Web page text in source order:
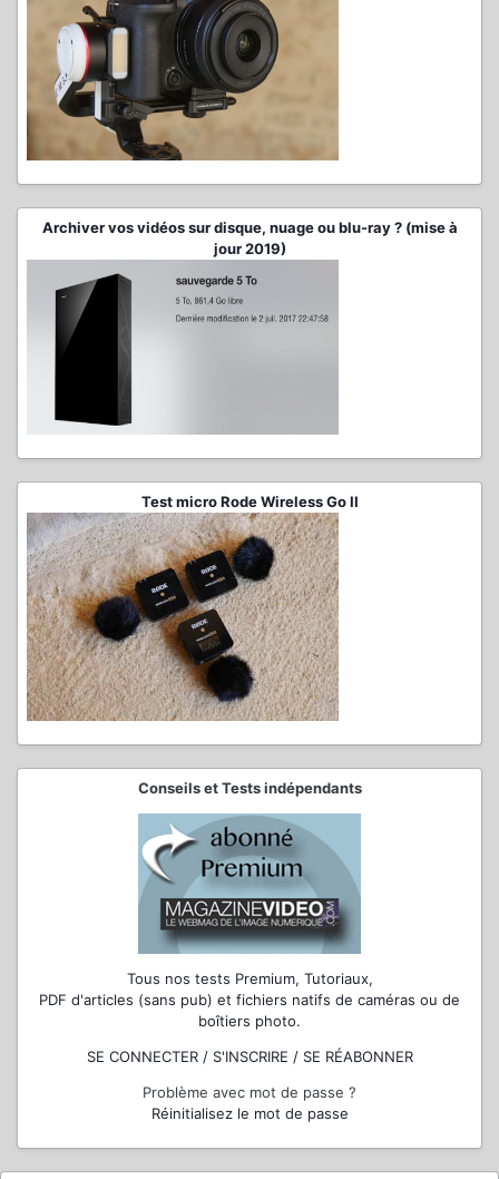
Archiver vos vidéos sur disque, nuage ou blu-ray ? (mise à
jour 2019)
Test micro Rode Wireless Go II
Conseils et Tests indépendants
Tous nos tests Premium, Tutoriaux,
PDF d'articles (sans pub) et fichiers natifs de caméras ou de
boîtiers photo.
SE CONNECTER / S'INSCRIRE / SE RÉABONNER
Problème avec mot de passe ?
Réinitialisez le mot de passe